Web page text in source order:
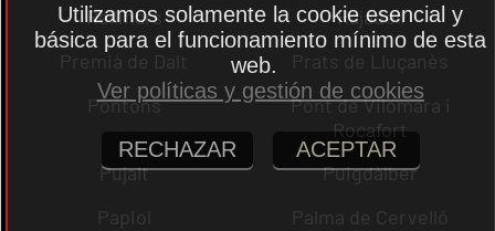
Rellinars
Rajadell
Premià de Dalt
Prats de Lluçanès
Pontons
Pont de Vilomara i
Rocafort
Pujalt
Puigdàlber
Papiol
Palma de Cervelló
Utilizamos solamente la cookie esencial y
básica para el funcionamiento mínimo de esta
web.
Ver políticas y gestión de cookies
RECHAZAR ACEPTAR